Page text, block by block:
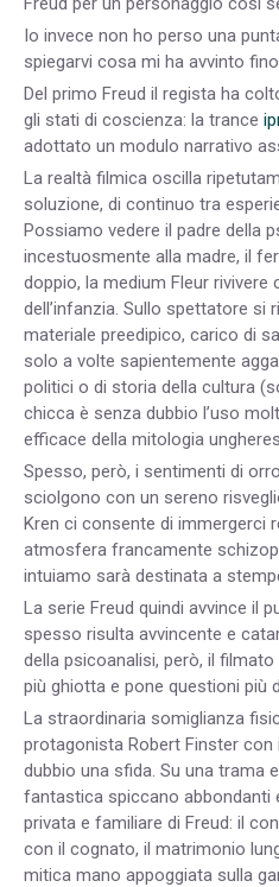
Io invece non ho perso una
spiegarvi cosa mi ha avvinto fino
Del primo Freud il regista ha
gli stati di coscienza: la trance
adottato un modulo narrativo
La realtà filmica oscilla
soluzione, di continuo tra
Possiamo vedere il padre della
incestuosmente alla madre, il
doppio, la medium Fleur rivivere
dell’infanzia. Sullo spettatore si
materiale preedipico, carico di
solo a volte sapientemente
politici o di storia della cultura
chicca è senza dubbio l’uso
efficace della mitologia
Spesso, però, i sentimenti di
sciolgono con un sereno
Kren ci consente di immergerci
atmosfera francamente
intuiamo sarà destinata a
La serie Freud quindi avvince il
spesso risulta avvincente e
della psicoanalisi, però, il
più ghiotta e pone questioni più
La straordinaria somiglianza
protagonista Robert Finster con
dubbio una sfida. Su una trama
fantastica spiccano abbondanti
privata e familiare di Freud: il
con il cognato, il matrimonio
mitica mano appoggiata sulla